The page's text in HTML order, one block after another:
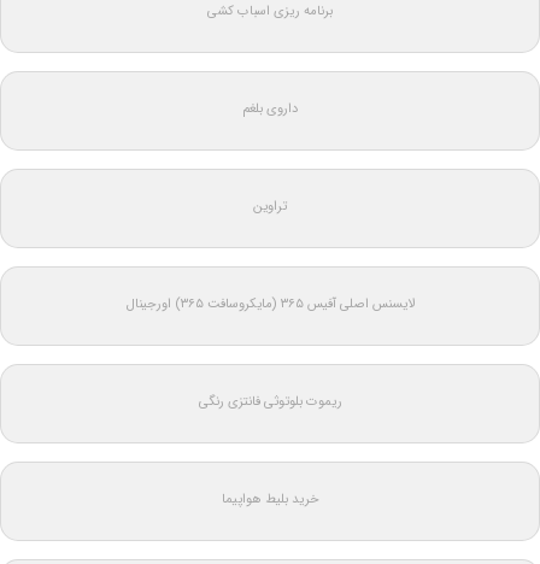
برنامه ریزی اسباب کشی
داروی بلغم
تراوین
لایسنس اصلی آفیس ۳۶۵ (مایکروسافت ۳۶۵) اورجینال
ریموت بلوتوثی فانتزی رنگی
خرید بلیط هواپیما